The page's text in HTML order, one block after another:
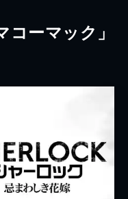
コーマック」